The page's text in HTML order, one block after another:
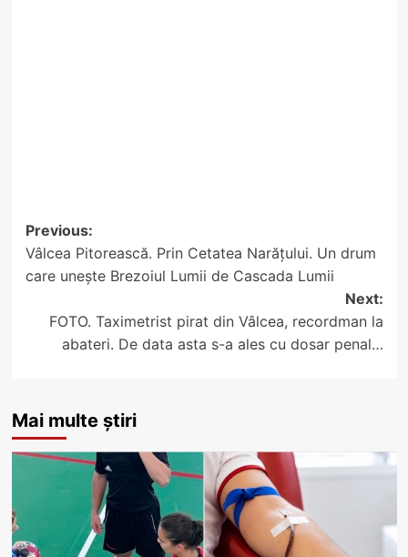
Post
navigation
Previous:
Vâlcea Pitorească. Prin Cetatea Narățului. Un drum
care unește Brezoiul Lumii de Cascada Lumii
Next:
FOTO. Taximetrist pirat din Vâlcea, recordman la
abateri. De data asta s-a ales cu dosar penal…
Mai multe știri